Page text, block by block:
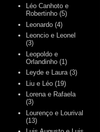
Léo Canhoto e
Robertinho (5)
Leonardo (4)
Leoncio e Leonel
(3)
Leopoldo e
Orlandinho (1)
Leyde e Laura (3)
Liu e Léo (19)
Lorena e Rafaela
(3)
Lourenço e Lourival
(13)